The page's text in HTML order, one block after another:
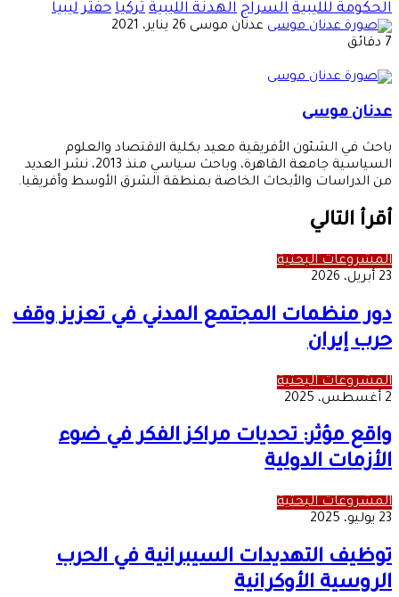
الحكومة للليبية السراج الهدنة الليبية تركيا حفتر ليبيا
عدنان موسى أرسل
26 يناير، 2021
7 دقائق
عدنان موسى
باحث في الشئون الأفريقية معيد بكلية الاقتصاد والعلوم
السياسية جامعة القاهرة، وباحث سياسي منذ 2013، نشر العديد
من الدراسات والأبحاث الخاصة بمنطقة الشرق الأوسط وأفريقيا.
أقرأ التالي
المشروعات البحثية
23 أبريل، 2026
دور منظمات المجتمع المدني في تعزيز وقف
حرب إيران
المشروعات البحثية
2 أغسطس، 2025
واقع مؤثر: تحديات مراكز الفكر في ضوء
الأزمات الدولية
المشروعات البحثية
23 يوليو، 2025
توظيف التهديدات السيبرانية في الحرب
الروسية الأوكرانية